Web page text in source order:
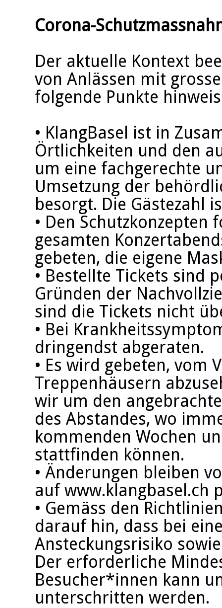
Corona-
Der aktuelle Kontext
von Anlässen mit
folgende Punkte
• KlangBasel ist in
Örtlichkeiten und den
um eine fachgerechte
Umsetzung der
besorgt. Die Gästezahl
• Den
gesamten
gebeten, die eigene
• Bestellte Tickets sind
Gründen der
sind die Tickets nicht
• Bei
dringendst abgeraten.
• Es wird gebeten, vom
Treppenhäusern
wir um den
des Abstandes, wo
kommenden Wochen
stattfinden können.
• Änderungen bleiben
auf www.klangbasel.ch
• Gemäss den
darauf hin, dass bei
Ansteckungsrisiko
Der erforderliche
Besucher*innen kann
unterschritten werden.